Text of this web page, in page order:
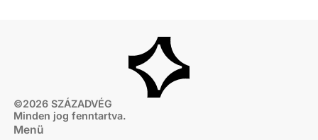
©2026 SZÁZADVÉG
Minden jog fenntartva.
Menü